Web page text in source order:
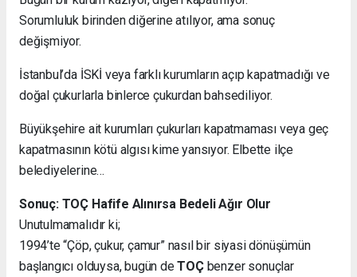
Sorumluluk birinden diğerine atılıyor, ama sonuç
değişmiyor.
İstanbul’da İSKİ veya farklı kurumların açıp kapatmadığı ve
doğal çukurlarla binlerce çukurdan bahsediliyor.
Büyükşehire ait kurumları çukurları kapatmaması veya geç
kapatmasının kötü algısı kime yansıyor. Elbette ilçe
belediyelerine…
Sonuç: TOÇ Hafife Alınırsa Bedeli Ağır Olur
Unutulmamalıdır ki;
1994’te “Çöp, çukur, çamur” nasıl bir siyasi dönüşümün
başlangıcı olduysa, bugün deTOÇbenzer sonuçlar